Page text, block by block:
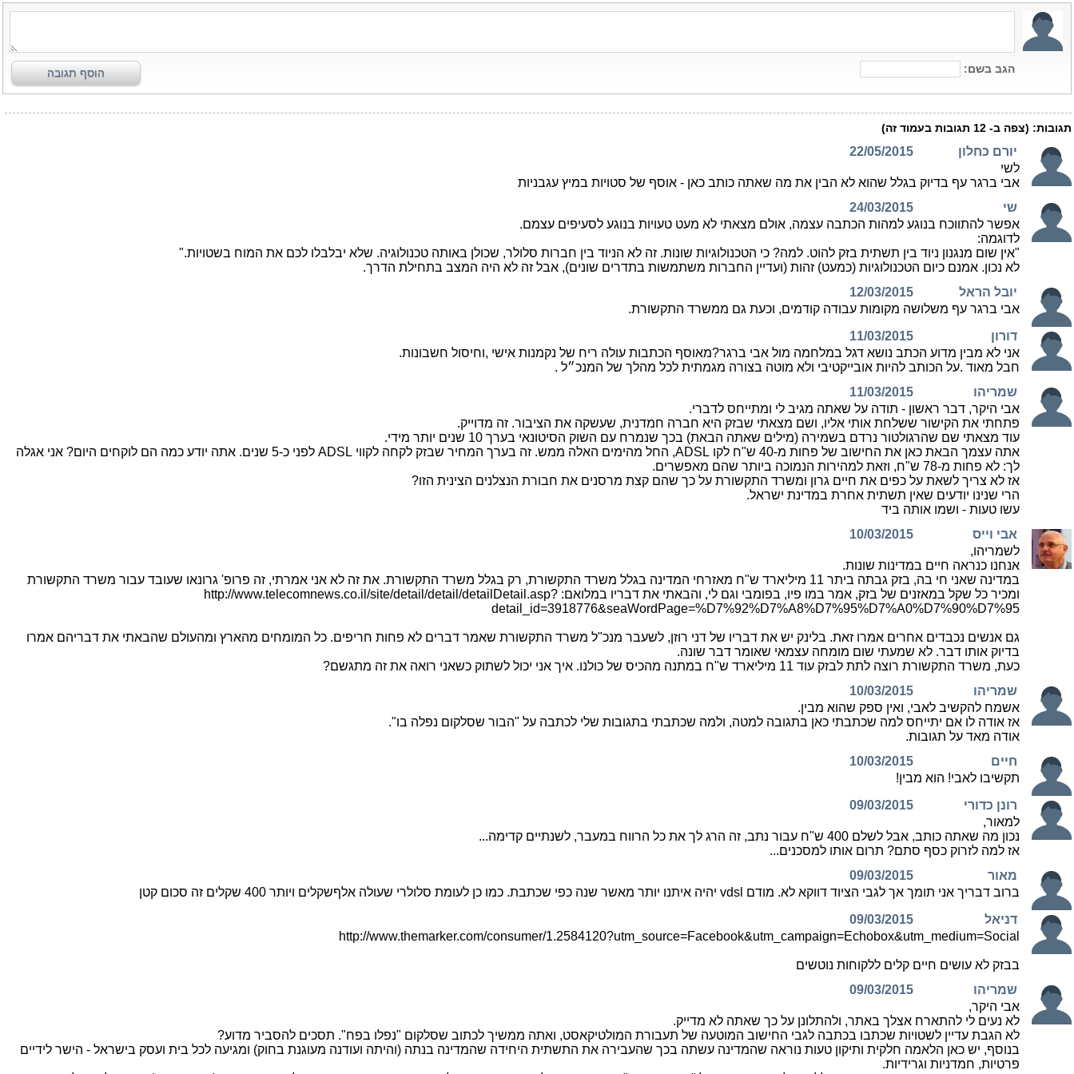
הגב בשם: הוסף תגובה
תגובות: (צפה ב- 12 תגובות בעמוד זה)
יורם כחלון
22/05/2015
לשי
אבי ברגר עף בדיוק בגלל שהוא לא הבין את מה שאתה כותב כאן - אוסף של סטויות במיץ עגבניות
שי
24/03/2015
אפשר להתווכח בנוגע למהות הכתבה עצמה, אולם מצאתי לא מעט טעויות בנוגע לסעיפים עצמם.
לדוגמה:
"אין שום מנגנון ניוד בין תשתית בזק להוט. למה? כי הטכנולוגיות שונות. זה לא הניוד בין חברות סלולר, שכולן באותה טכנולוגיה. שלא יבלבלו לכם את המוח בשטויות."
לא נכון. אמנם כיום הטכנולוגיות (כמעט) זהות (ועדיין החברות משתמשות בתדרים שונים), אבל זה לא היה המצב בתחילת הדרך.
יובל הראל
12/03/2015
אבי ברגר עף משלושה מקומות עבודה קודמים, וכעת גם ממשרד התקשורת.
דורון
11/03/2015
אני לא מבין מדוע הכתב נושא דגל במלחמה מול אבי ברגר?מאוסף הכתבות עולה ריח של נקמנות אישי ,וחיסול חשבונות.
חבל מאוד .על הכותב להיות אובייקטיבי ולא מוטה בצורה מגמתית לכל מהלך של המנכ״ל .
שמריהו
11/03/2015
אבי היקר, דבר ראשון - תודה על שאתה מגיב לי ומתייחס לדברי.
פתחתי את הקישור ששלחת אותי אליו, ושם מצאתי שבזק היא חברה חמדנית, שעשקה את הציבור. זה מדוייק.
עוד מצאתי שם שהרגולטור נרדם בשמירה (מילים שאתה הבאת) בכך שנמרח עם השוק הסיטונאי בערך 10 שנים יותר מידי.
אתה עצמך הבאת כאן את החישוב של פחות מ-40 ש"ח לקו ADSL, החל מהימים האלה ממש. זה בערך המחיר שבזק לקחה לקווי ADSL לפני כ-5 שנים. אתה יודע כמה הם לוקחים היום? אני אגלה
לך: לא פחות מ-78 ש"ח, וזאת למהירות הנמוכה ביותר שהם מאפשרים.
אז לא צריך לשאת על כפים את חיים גרון ומשרד התקשורת על כך שהם קצת מרסנים את חבורת הנצלנים הצינית הזו?
הרי שנינו יודעים שאין תשתית אחרת במדינת ישראל.
עשו טעות - ושמו אותה ביד
אבי וייס
10/03/2015
לשמריהו,
אנחנו כנראה חיים במדינות שונות.
במדינה שאני חי בה, בזק גבתה ביתר 11 מיליארד ש"ח מאזרחי המדינה בגלל משרד התקשורת, רק בגלל משרד התקשורת. את זה לא אני אמרתי, זה פרופ' גרונאו שעובד עבור משרד התקשורת
ומכיר כל שקל במאזנים של בזק, אמר במו פיו, בפומבי וגם לי, והבאתי את דבריו במלואם: http://www.telecomnews.co.il/site/detail/detail/detailDetail.asp?
detail_id=3918776&seaWordPage=%D7%92%D7%A8%D7%95%D7%A0%D7%90%D7%95
גם אנשים נכבדים אחרים אמרו זאת. בלינק יש את דבריו של דני רוזן, לשעבר מנכ"ל משרד התקשורת שאמר דברים לא פחות חריפים. כל המומחים מהארץ ומהעולם שהבאתי את דבריהם אמרו
בדיוק אותו דבר. לא שמעתי שום מומחה עצמאי שאומר דבר שונה.
כעת, משרד התקשורת רוצה לתת לבזק עוד 11 מיליארד ש"ח במתנה מהכיס של כולנו. איך אני יכול לשתוק כשאני רואה את זה מתגשם?
שמריהו
10/03/2015
אשמח להקשיב לאבי, ואין ספק שהוא מבין.
אז אודה לו אם יתייחס למה שכתבתי כאן בתגובה למטה, ולמה שכתבתי בתגובות שלי לכתבה על "הבור שסלקום נפלה בו".
אודה מאד על תגובות.
חיים
10/03/2015
תקשיבו לאבי! הוא מבין!
רונן כדורי
09/03/2015
למאור,
נכון מה שאתה כותב, אבל לשלם 400 ש"ח עבור נתב, זה הרג לך את כל הרווח במעבר, לשנתיים קדימה...
אז למה לזרוק כסף סתם? תרום אותו למסכנים...
מאור
09/03/2015
ברוב דבריך אני תומך אך לגבי הציוד דווקא לא. מודם vdsl יהיה איתנו יותר מאשר שנה כפי שכתבת. כמו כן לעומת סלולרי שעולה אלףשקלים ויותר 400 שקלים זה סכום קטן
דניאל
09/03/2015
http://www.themarker.com/consumer/1.2584120?utm_source=Facebook&utm_campaign=Echobox&utm_medium=Social
בבזק לא עושים חיים קלים ללקוחות נוטשים
שמריהו
09/03/2015
אבי היקר,
לא נעים לי להתארח אצלך באתר, ולהתלונן על כך שאתה לא מדייק.
לא הגבת עדיין לשטויות שכתבו בכתבה לגבי החישוב המוטעה של תעבורת המולטיקאסט, ואתה ממשיך לכתוב שסלקום "נפלו בפח". תסכים להסביר מדוע?
בנוסף, יש כאן הלאמה חלקית ותיקון טעות נוראה שהמדינה עשתה בכך שהעבירה את התשתית היחידה שהמדינה בנתה (והיתה ועודנה מעוגנת בחוק) ומגיעה לכל בית ועסק בישראל - הישר לידיים
פרטיות, חמדניות וגרידיות.